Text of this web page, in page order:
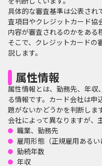
具体的な審査基準は公表され
査項目やクレジットカード協
内容が審査されるのかをある
そこで、クレジットカードの
説します。
属性情報
属性情報とは、勤務先、年収
る情報です。カード会社は申
題がないかどうかを判断しま
会社によって異なりますが、
職業、勤務先
雇用形態（正規雇用あるい
勤続年数
年収